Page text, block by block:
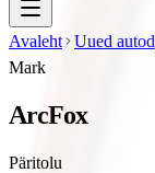
Avaleht Uued autod
Mark
ArcFox
Päritolu